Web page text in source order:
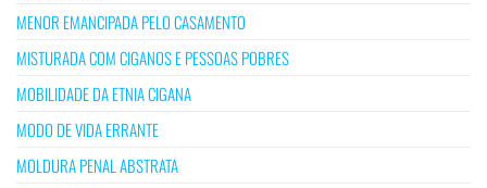
MENOR EMANCIPADA PELO CASAMENTO
MISTURADA COM CIGANOS E PESSOAS POBRES
MOBILIDADE DA ETNIA CIGANA
MODO DE VIDA ERRANTE
MOLDURA PENAL ABSTRATA